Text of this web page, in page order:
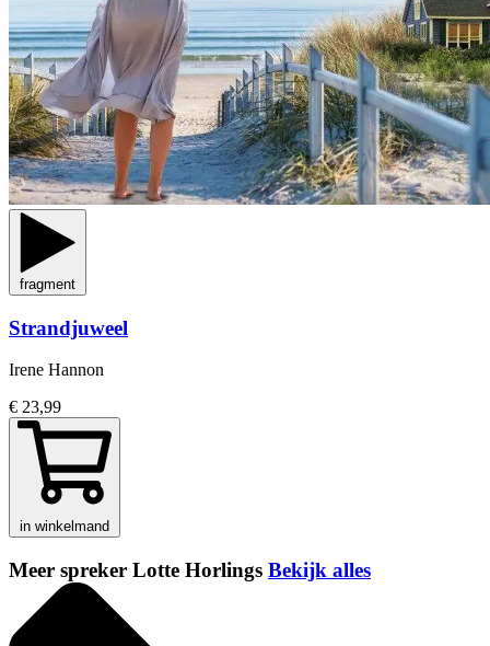
fragment
Strandjuweel
Irene Hannon
€ 23,99
in winkelmand
Meer spreker Lotte Horlings Bekijk alles